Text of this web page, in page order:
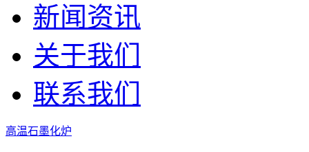
新闻资讯
关于我们
联系我们
高温石墨化炉